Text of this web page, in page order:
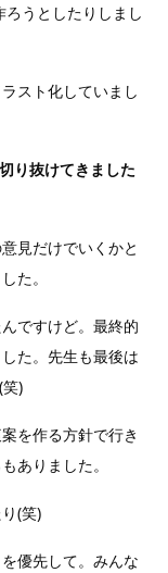
うとしたりしまし
スト化していまし
り抜けてきました
見だけでいくかと
た。
ですけど。最終的
た。先生も最後は
)
を作る方針で行き
ありました。
(笑)
優先して。みんな